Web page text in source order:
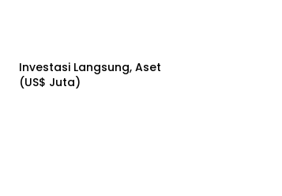
Investasi Langsung, Aset
(US$ Juta)